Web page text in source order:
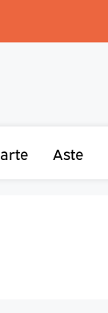
Aste